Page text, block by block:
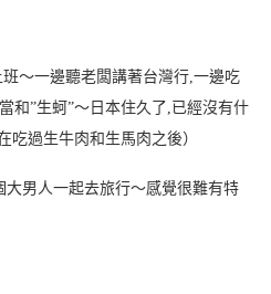
～一邊聽老闆講著台灣行,一邊吃
和”生蚵”～日本住久了,已經沒有什
吃過生牛肉和生馬肉之後）
男人一起去旅行～感覺很難有特